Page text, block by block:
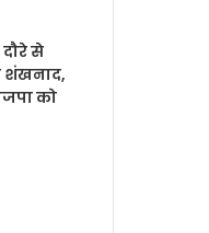
से
शंखनाद,
को